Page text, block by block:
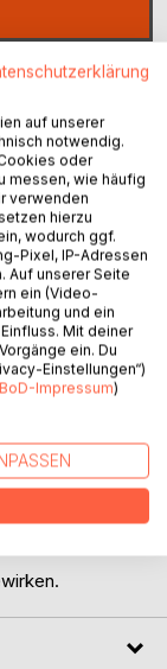
mit ihren
auf der
Selbst
den Weg legt.
gibt immer ein
auf unserer
notwendig.
oder
messen, wie häufig
verwenden
hierzu
wodurch ggf.
Pixel, IP-Adressen
Auf unserer Seite
ein (Video-
und ein
Mit deiner
ein. Du
Einstellungen“)
BoD-Impressum)